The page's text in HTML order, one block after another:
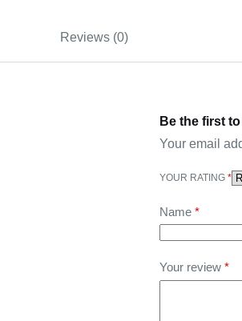
Reviews (0)
Your email
YOUR RATING *
Name*
Your review *